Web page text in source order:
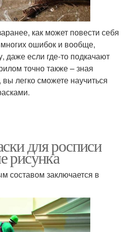
как может повести себя
ошибок и вообще,
даже если где-то подкачают
точно также – зная
легко сможете научиться
для росписи
рисунка
составом заключается в